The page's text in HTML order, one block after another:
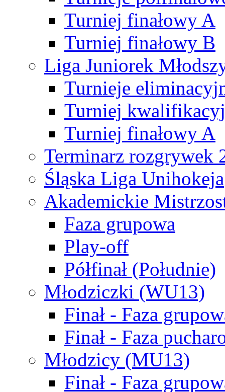
Turniej finałowy A
Turniej finałowy B
Liga Juniorek
Turnieje
Turniej
Turniej finałowy A
Terminarz rozgrywek
Śląska Liga Unihokeja
Akademickie
Faza grupowa
Play-off
Półfinał (Południe)
Młodziczki (WU13)
Finał - Faza
Finał - Faza
Młodzicy (MU13)
Finał - Faza